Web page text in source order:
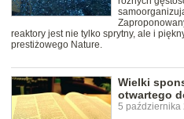
reaktory jest nie tylko sprytny, ale i
prestiżowego Nature.
Wielki
otwartego
5 października